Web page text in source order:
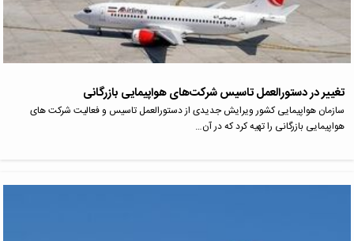
تغییر در دستورالعمل تاسیس شرکت‌های هواپیمایی بازرگانی
سازمان هواپیمایی کشور ویرایش جدیدی از دستورالعمل تاسیس و فعالیت شرکت های
هواپیمایی بازرگانی را تهیه کرد که در آن…